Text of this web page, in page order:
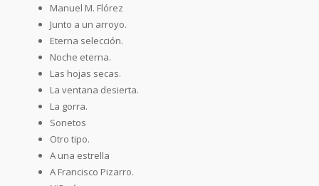
Manuel M. Flórez
Junto a un arroyo.
Eterna selección.
Noche eterna.
Las hojas secas.
La ventana desierta.
La gorra.
Sonetos
Otro tipo.
A una estrella
A Francisco Pizarro.